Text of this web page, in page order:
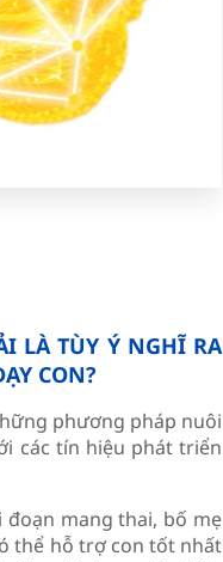
LÀ TÙY Ý NGHĨ RA
CON?
phương pháp nuôi
các tín hiệu phát triển
mang thai, bố mẹ
thể hỗ trợ con tốt nhất